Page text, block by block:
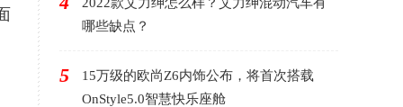
哪些缺点？
5
15万级的欧尚Z6内饰公布，将首次搭载
OnStyle5.0智慧快乐座舱